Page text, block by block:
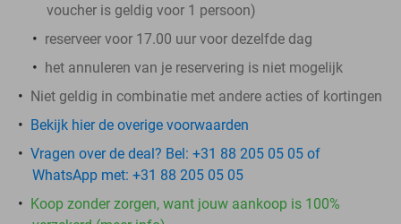
voucher is geldig voor 1 persoon)
reserveer voor 17.00 uur voor dezelfde dag
het annuleren van je reservering is niet mogelijk
Niet geldig in combinatie met andere acties of kortingen
Bekijk hier de overige voorwaarden
Vragen over de deal? Bel: +31 88 205 05 05 of
WhatsApp met: +31 88 205 05 05
Koop zonder zorgen, want jouw aankoop is 100%